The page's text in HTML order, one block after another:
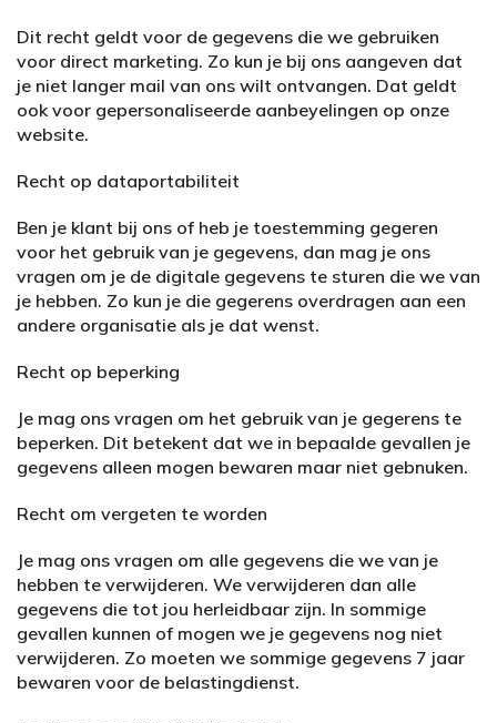
Dit recht geldt voor de gegevens die we gebruiken
voor direct marketing. Zo kun je bij ons aangeven dat
je niet langer mail van ons wilt ontvangen. Dat geldt
ook voor gepersonaliseerde aanbeyelingen op onze
website.
Recht op dataportabiliteit
Ben je klant bij ons of heb je toestemming gegeren
voor het gebruik van je gegevens, dan mag je ons
vragen om je de digitale gegevens te sturen die we van
je hebben. Zo kun je die gegerens overdragen aan een
andere organisatie als je dat wenst.
Recht op beperking
Je mag ons vragen om het gebruik van je gegerens te
beperken. Dit betekent dat we in bepaalde gevallen je
gegevens alleen mogen bewaren maar niet gebnuken.
Recht om vergeten te worden
Je mag ons vragen om alle gegevens die we van je
hebben te verwijderen. We verwijderen dan alle
gegevens die tot jou herleidbaar zijn. In sommige
gevallen kunnen of mogen we je gegevens nog niet
verwijderen. Zo moeten we sommige gegevens 7 jaar
bewaren voor de belastingdienst.